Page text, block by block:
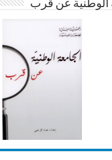
الوطنية عن قرب